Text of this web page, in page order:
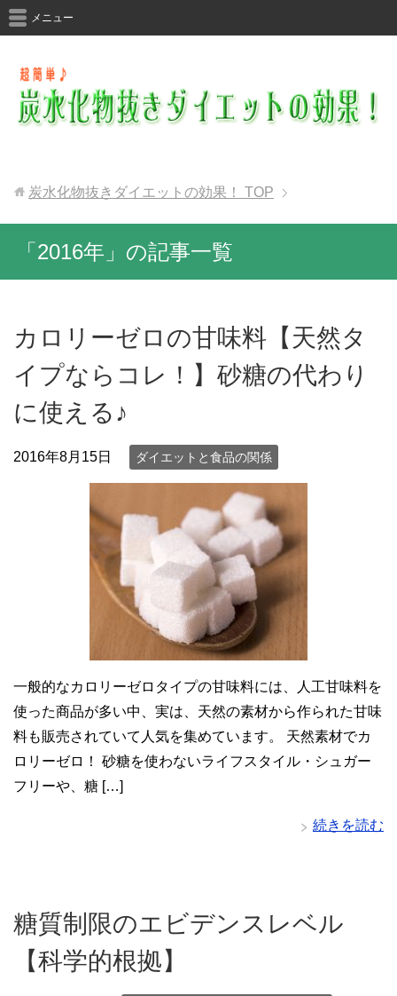
メニュー
炭水化物抜きダイエットの効果！ TOP
「2016年」の記事一覧
カロリーゼロの甘味料【天然タ
イプならコレ！】砂糖の代わり
に使える♪
2016年8月15日 ダイエットと食品の関係
一般的なカロリーゼロタイプの甘味料には、人工甘味料を
使った商品が多い中、実は、天然の素材から作られた甘味
料も販売されていて人気を集めています。 天然素材でカ
ロリーゼロ！ 砂糖を使わないライフスタイル・シュガー
フリーや、糖 […]
続きを読む
糖質制限のエビデンスレベル
【科学的根拠】